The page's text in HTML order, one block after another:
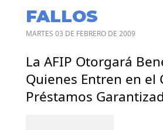
FALLOS
MARTES 03 DE FEBRERO DE 2009
La AFIP Otorgará
Quienes Entren en el
Préstamos